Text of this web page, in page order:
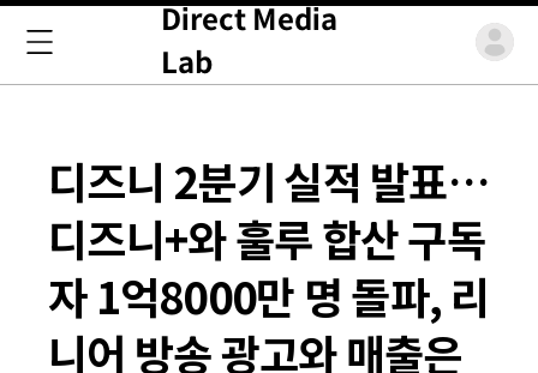
Direct Media
Lab
디즈니 2분기 실적 발표…
디즈니+와 훌루 합산 구독
자 1억8000만 명 돌파, 리
니어 방송 광고와 매출은